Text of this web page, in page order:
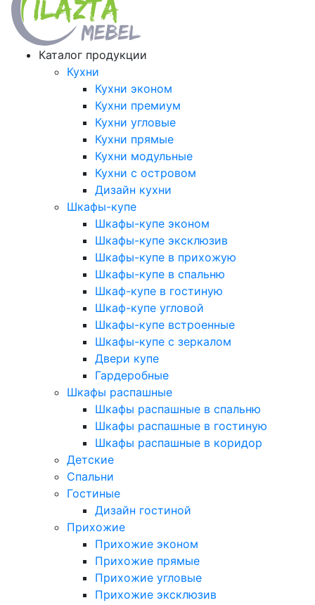
Каталог продукции
Кухни
Кухни эконом
Кухни премиум
Кухни угловые
Кухни прямые
Кухни модульные
Кухни с островом
Дизайн кухни
Шкафы-купе
Шкафы-купе эконом
Шкафы-купе эксклюзив
Шкафы-купе в прихожую
Шкафы-купе в спальню
Шкаф-купе в гостиную
Шкаф-купе угловой
Шкафы-купе встроенные
Шкафы-купе с зеркалом
Двери купе
Гардеробные
Шкафы распашные
Шкафы распашные в спальню
Шкафы распашные в гостиную
Шкафы распашные в коридор
Детские
Спальни
Гостиные
Дизайн гостиной
Прихожие
Прихожие эконом
Прихожие прямые
Прихожие угловые
Прихожие эксклюзив